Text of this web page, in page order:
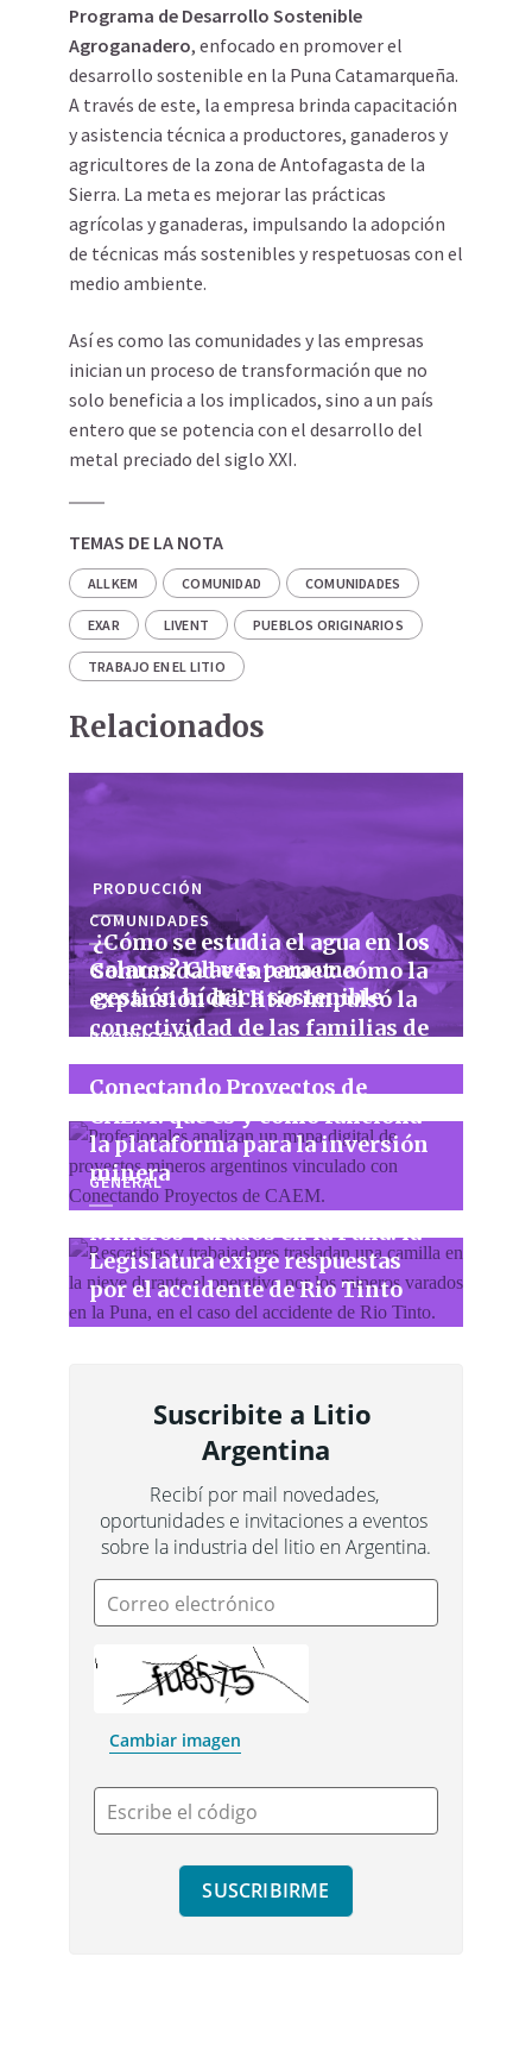
Programa de Desarrollo Sostenible
Agroganadero, enfocado en promover el
desarrollo sostenible en la Puna Catamarqueña.
A través de este, la empresa brinda capacitación
y asistencia técnica a productores, ganaderos y
agricultores de la zona de Antofagasta de la
Sierra. La meta es mejorar las prácticas
agrícolas y ganaderas, impulsando la adopción
de técnicas más sostenibles y respetuosas con el
medio ambiente.
Así es como las comunidades y las empresas
inician un proceso de transformación que no
solo beneficia a los implicados, sino a un país
entero que se potencia con el desarrollo del
metal preciado del siglo XXI.
TEMAS DE LA NOTA
ALLKEM COMUNIDAD COMUNIDADES
EXAR LIVENT PUEBLOS ORIGINARIOS
TRABAJO EN EL LITIO
Relacionados
PRODUCCIÓN
¿Cómo se estudia el agua en los
salares? Claves para una
gestión hídrica sostenible
COMUNIDADES
Comunidad e Internet: cómo la
expansión del litio impulsó la
conectividad de las familias de
PRODUCCIÓN
Conectando Proyectos de
CAEM: qué es y cómo funciona
la plataforma para la inversión
minera
GENERAL
Mineros varados en la Puna: la
Legislatura exige respuestas
por el accidente de Rio Tinto
Suscribite a Litio
Argentina
Recibí por mail novedades,
oportunidades e invitaciones a eventos
sobre la industria del litio en Argentina.
Correo electrónico
Cambiar imagen
Escribe el código